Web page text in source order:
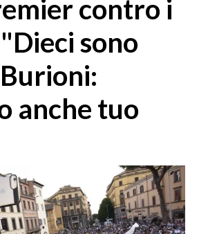
contro i
sono
anche tuo